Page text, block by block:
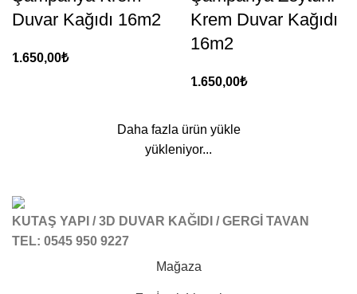
Duvar Kağıdı 16m2
1.650,00₺
Krem Duvar Kağıdı
16m2
1.650,00₺
Daha fazla ürün yükle
yükleniyor...
KUTAŞ YAPI / 3D DUVAR KAĞIDI / GERGİ TAVAN
TEL: 0545 950 9227
Mağaza